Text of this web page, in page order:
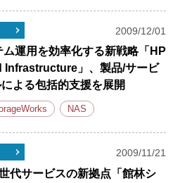
2009/12/01
ム運用を効率化する新戦略「HP
Infrastructure」、製品/サービ
よる包括的支援を展開
NAS
2009/11/21
代サービスの新拠点「館林シ